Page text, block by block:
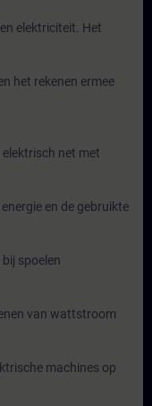
elektriciteit. Het
het rekenen ermee
net met
en de gebruikte
spoelen
van wattstroom
machines op